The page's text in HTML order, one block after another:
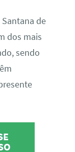
de
dos mais
sendo